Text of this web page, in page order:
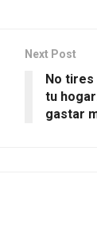
Next Post
No tires
tu
gastar